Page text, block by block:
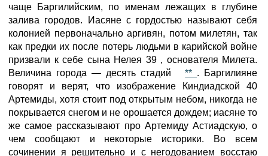
чаще Баргилийским, по именам лежащих в глубине
залива городов. Иасяне с гордостью называют себя
колонией первоначально аргивян, потом милетян, так
как предки их после потерь людьми в карийской войне
призвали к себе сына Нелея 39 , основателя Милета.
Величина города — десять стадий** . Баргилияне
говорят и верят, что изображение Киндиадской 40
Артемиды, хотя стоит под открытым небом, никогда не
покрывается снегом и не орошается дождем; иасяне то
же самое рассказывают про Артемиду Астиадскую, о
чем сообщают и некоторые историки. Во всем
сочинении я решительно и с негодованием восстаю